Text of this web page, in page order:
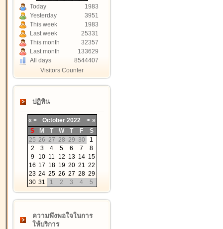
Today
1983
Yesterday
3951
This week
1983
Last week
25331
This month
32357
Last month
133629
All days
8544407
Visitors Counter
ปฏิทิน
« < October 2022 > »
S
M T W T F
S
25 26 27 28 29 30
1
2
3 4 5 6 7
8
9
10 11 12 13 14 15
16 17 18 19 20 21 22
23 24 25 26 27 28 29
30 31 1 2 3 4 5
ความพึงพอใจในการ
ให้บริการ